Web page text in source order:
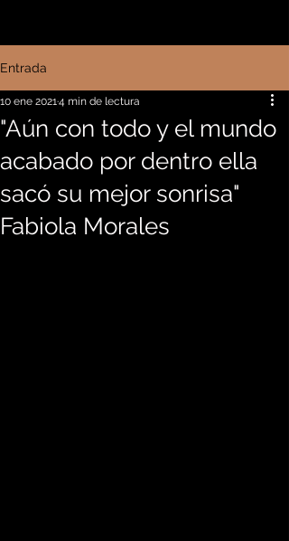
Entrada
"Aún con todo y el mundo
acabado por dentro ella
sacó su mejor sonrisa"
Fabiola Morales
10 ene 20214 min de lectura